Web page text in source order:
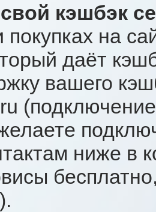
кэшбэк
покупках на
даёт
вашего
ниже в